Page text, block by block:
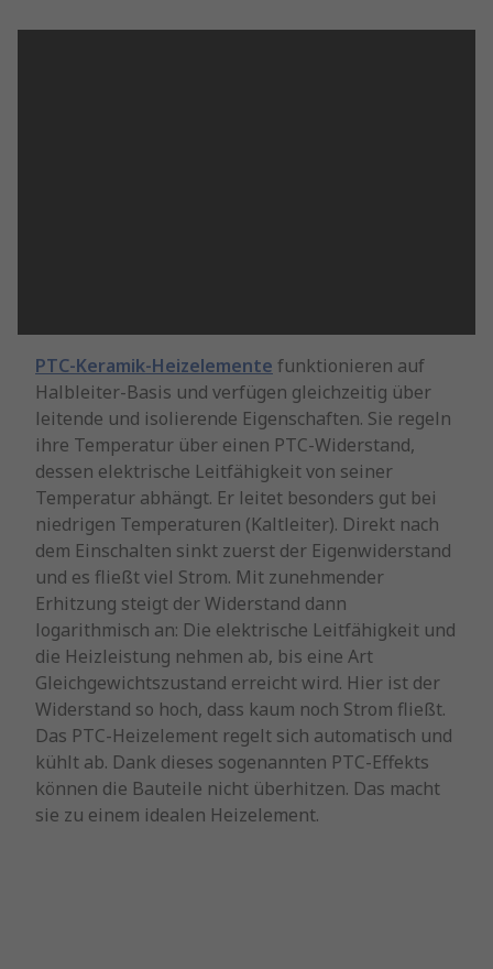
PTC-Keramik-Heizelemente funktionieren auf
Halbleiter-Basis und verfügen gleichzeitig über
leitende und isolierende Eigenschaften. Sie regeln
ihre Temperatur über einen PTC-Widerstand,
dessen elektrische Leitfähigkeit von seiner
Temperatur abhängt. Er leitet besonders gut bei
niedrigen Temperaturen (Kaltleiter). Direkt nach
dem Einschalten sinkt zuerst der Eigenwiderstand
und es fließt viel Strom. Mit zunehmender
Erhitzung steigt der Widerstand dann
logarithmisch an: Die elektrische Leitfähigkeit und
die Heizleistung nehmen ab, bis eine Art
Gleichgewichtszustand erreicht wird. Hier ist der
Widerstand so hoch, dass kaum noch Strom fließt.
Das PTC-Heizelement regelt sich automatisch und
kühlt ab. Dank dieses sogenannten PTC-Effekts
können die Bauteile nicht überhitzen. Das macht
sie zu einem idealen Heizelement.